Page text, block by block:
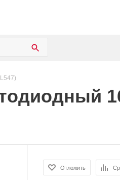
Отложить